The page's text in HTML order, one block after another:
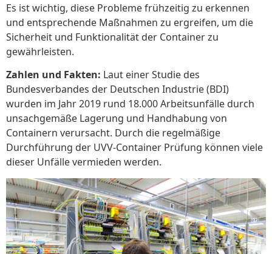
Es ist wichtig, diese Probleme frühzeitig zu erkennen
und entsprechende Maßnahmen zu ergreifen, um die
Sicherheit und Funktionalität der Container zu
gewährleisten.
Zahlen und Fakten: Laut einer Studie des
Bundesverbandes der Deutschen Industrie (BDI)
wurden im Jahr 2019 rund 18.000 Arbeitsunfälle durch
unsachgemäße Lagerung und Handhabung von
Containern verursacht. Durch die regelmäßige
Durchführung der UVV-Container Prüfung können viele
dieser Unfälle vermieden werden.